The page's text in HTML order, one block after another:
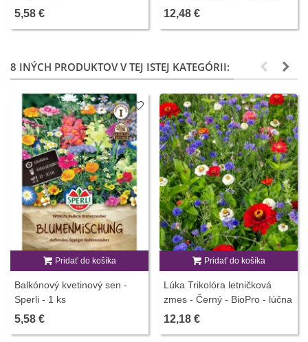
5,58 € 12,48 €
8 INÝCH PRODUKTOV V TEJ ISTEJ KATEGÓRII:
Pridať do košíka
Balkónový kvetinový sen -
Sperli - 1 ks
5,58 €
Pridať do košíka
Lúka Trikolóra letničková
zmes - Černý - BioPro - lúčna
zmes - 20 g
12,18 €